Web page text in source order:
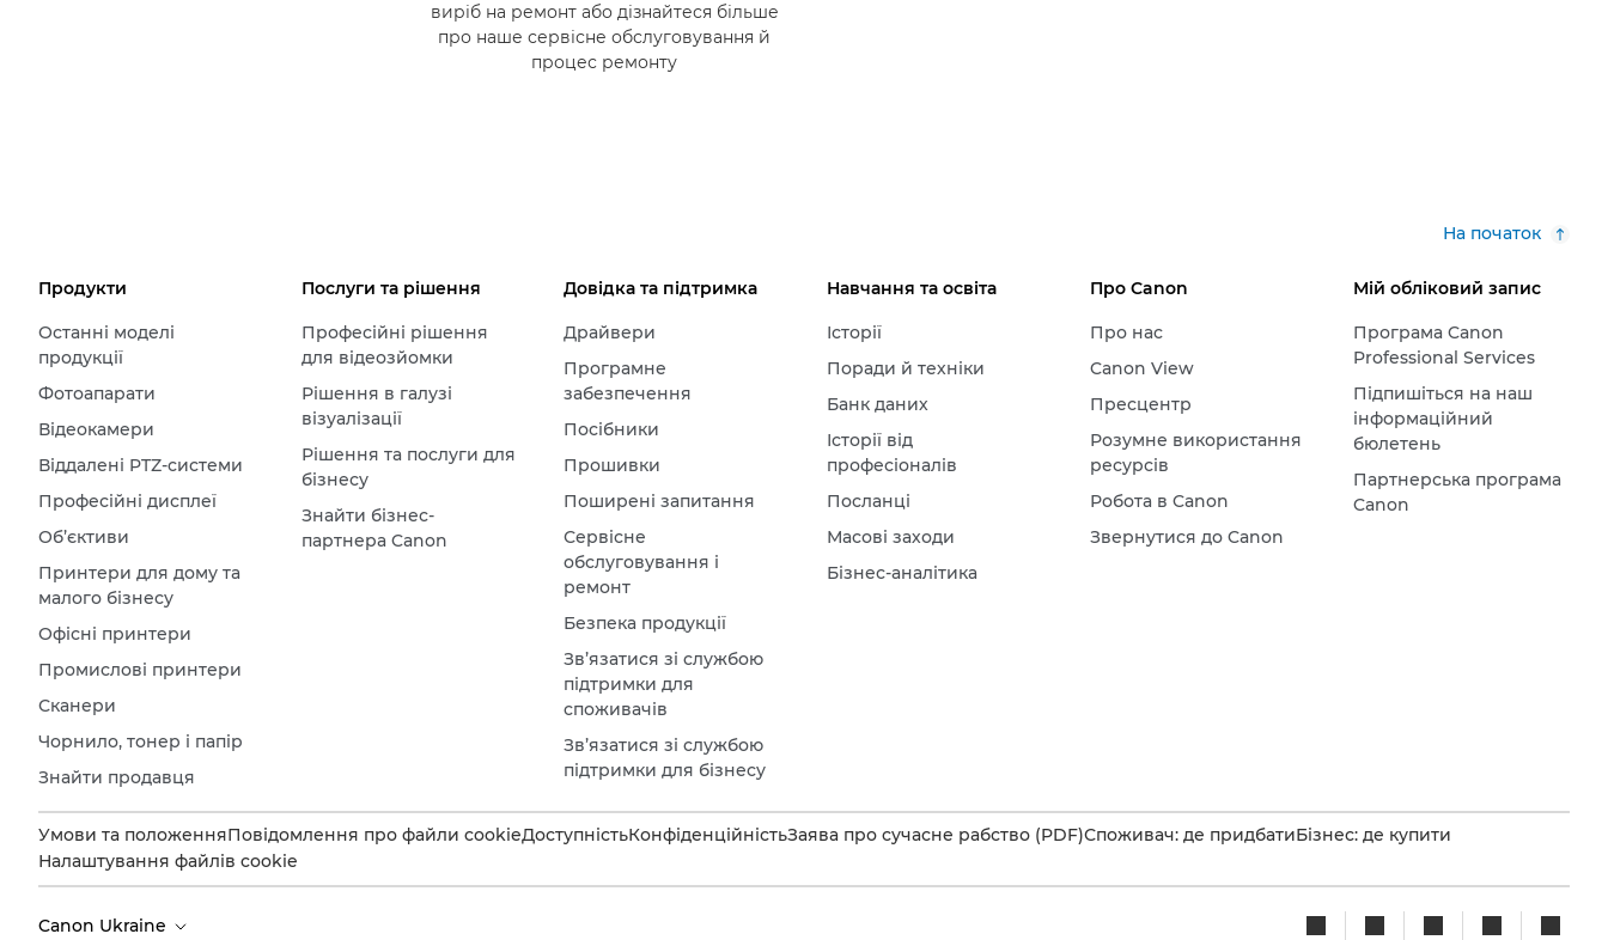
виріб на ремонт або дізнайтеся більше
про наше сервісне обслуговування й
процес ремонту
На початок
Продукти
Останні моделі
продукції
Фотоапарати
Відеокамери
Віддалені PTZ-системи
Професійні дисплеї
Об’єктиви
Принтери для дому та
малого бізнесу
Офісні принтери
Промислові принтери
Сканери
Чорнило, тонер і папір
Знайти продавця
Послуги та рішення
Професійні рішення
для відеозйомки
Рішення в галузі
візуалізації
Рішення та послуги для
бізнесу
Знайти бізнес-
партнера Canon
Довідка та підтримка
Драйвери
Програмне
забезпечення
Посібники
Прошивки
Поширені запитання
Сервісне
обслуговування і
ремонт
Безпека продукції
Зв’язатися зі службою
підтримки для
споживачів
Зв’язатися зі службою
підтримки для бізнесу
Навчання та освіта
Історії
Поради й техніки
Банк даних
Історії від
професіоналів
Посланці
Масові заходи
Бізнес-аналітика
Про Canon
Про нас
Canon View
Пресцентр
Розумне використання
ресурсів
Робота в Canon
Звернутися до Canon
Мій обліковий запис
Програма Canon
Professional Services
Підпишіться на наш
інформаційний
бюлетень
Партнерська програма
Canon
Умови та положенняПовідомлення про файли cookieДоступністьКонфіденційністьЗаява про сучасне рабство (PDF)Споживач: де придбатиБізнес: де купити
Налаштування файлів cookie
Canon Ukraine